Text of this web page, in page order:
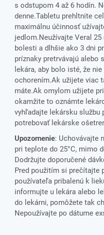
s odstupom 4 až 6 hodín.
denne.Tabletu prehltnite
maximálnu účinnosť
jedlom.Neužívajte Veral
bolesti a dlhšie ako 3 dni
príznaky pretrvávajú alebo
lekára, aby bolo isté, že
ochorením.Ak užijete viac
máte.Ak omylom užijete
okamžite to oznámte
vyhľadajte lekársku službu
potrebovať lekárske
Upozornenie: Uchovávajte
pri teplote do 25°C, mimo
Dodržujte doporučené
Pred použitím si prečítajte
používateľa pribalenú k
informujte u lekára alebo
do lekárni, pomôžete tak
Nepoužívajte po dátume